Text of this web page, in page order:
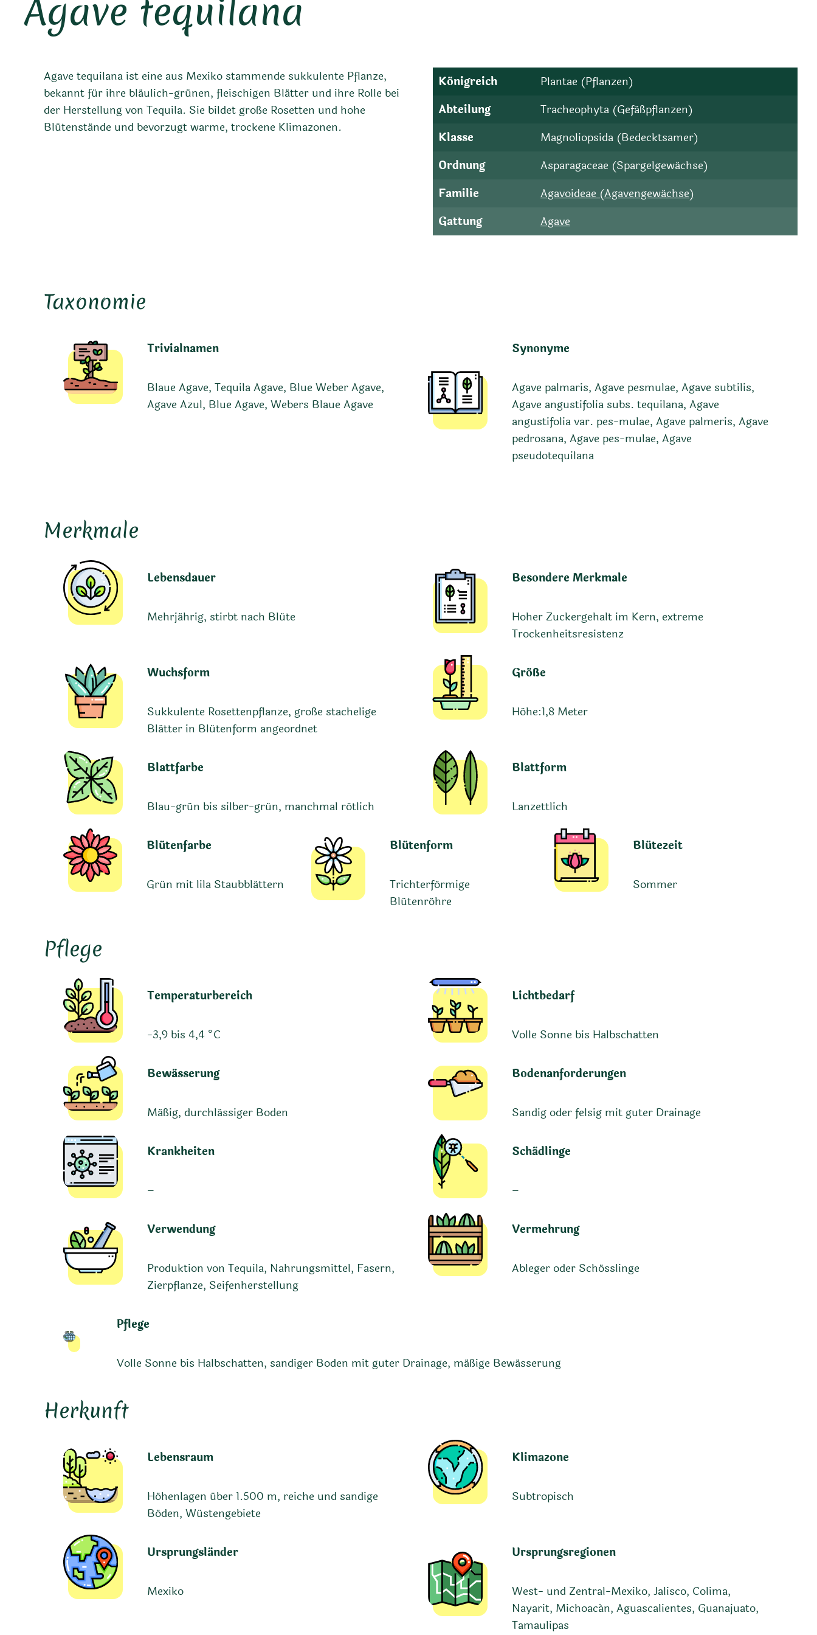
Agave tequilana
Agave tequilana ist eine aus Mexiko stammende sukkulente Pflanze,
bekannt für ihre bläulich-grünen, fleischigen Blätter und ihre Rolle bei
der Herstellung von Tequila. Sie bildet große Rosetten und hohe
Blütenstände und bevorzugt warme, trockene Klimazonen.
Königreich
Plantae (Pflanzen)
Abteilung
Tracheophyta (Gefäßpflanzen)
Klasse
Magnoliopsida (Bedecktsamer)
Ordnung
Asparagaceae (Spargelgewächse)
Familie
Agavoideae (Agavengewächse)
Gattung
Agave
Taxonomie
Trivialnamen
Blaue Agave, Tequila Agave, Blue Weber Agave,
Agave Azul, Blue Agave, Webers Blaue Agave
Synonyme
Agave palmaris, Agave pesmulae, Agave subtilis,
Agave angustifolia subs. tequilana, Agave
angustifolia var. pes-mulae, Agave palmeris, Agave
pedrosana, Agave pes-mulae, Agave
pseudotequilana
Merkmale
Lebensdauer
Mehrjährig, stirbt nach Blüte
Besondere Merkmale
Hoher Zuckergehalt im Kern, extreme
Trockenheitsresistenz
Wuchsform
Sukkulente Rosettenpflanze, große stachelige
Blätter in Blütenform angeordnet
Größe
Höhe:1,8 Meter
Blattfarbe
Blau-grün bis silber-grün, manchmal rötlich
Blattform
Lanzettlich
Blütenfarbe
Grün mit lila Staubblättern
Blütenform
Trichterförmige
Blütenröhre
Blütezeit
Sommer
Pflege
Temperaturbereich
-3,9 bis 4,4 °C
Lichtbedarf
Volle Sonne bis Halbschatten
Bewässerung
Mäßig, durchlässiger Boden
Bodenanforderungen
Sandig oder felsig mit guter Drainage
Krankheiten
–
Schädlinge
–
Verwendung
Produktion von Tequila, Nahrungsmittel, Fasern,
Zierpflanze, Seifenherstellung
Vermehrung
Ableger oder Schösslinge
Pflege
Volle Sonne bis Halbschatten, sandiger Boden mit guter Drainage, mäßige Bewässerung
Herkunft
Lebensraum
Höhenlagen über 1.500 m, reiche und sandige
Böden, Wüstengebiete
Klimazone
Subtropisch
Ursprungsländer
Mexiko
Ursprungsregionen
West- und Zentral-Mexiko, Jalisco, Colima,
Nayarit, Michoacán, Aguascalientes, Guanajuato,
Tamaulipas